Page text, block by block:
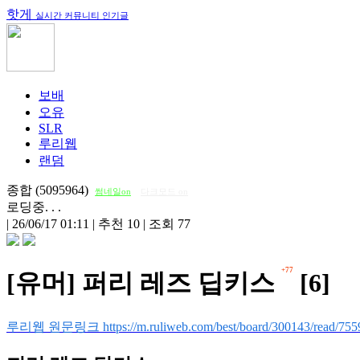
핫게 실시간 커뮤니티 인기글
보배
오유
SLR
루리웹
랜덤
종합 (5095964) 썸네일on
로딩중. . .
| 26/06/17 01:11 | 추천 10 | 조회 77
[유머] 퍼리 레즈 딥키스 +77 [6]
루리웹 원문링크 https://m.ruliweb.com/best/board/300143/read/